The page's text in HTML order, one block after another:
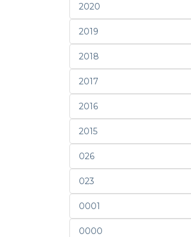
2020
2019
2018
2017
2016
2015
026
023
0001
0000